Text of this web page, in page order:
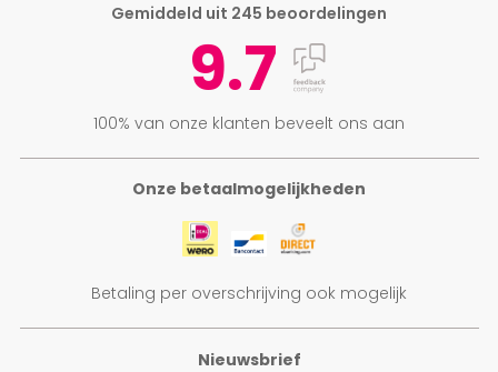
vanaf € 147,50
Kinderdijk over
the Rainbow
vanaf € 147,50
vanaf € 147,50
vanaf € 147,50
Early Morning
vanaf € 147,50
Onze betaalmogelijkheden
Betaling per overschrijving ook mogelijk
Gemiddeld uit 245 beoordelingen
9.7
100% van onze klanten beveelt ons aan
Nieuwsbrief